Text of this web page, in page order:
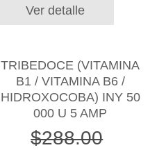
Ver detalle
TRIBEDOCE (VITAMINA
B1 / VITAMINA B6 /
HIDROXOCOBA) INY 50
000 U 5 AMP
$288.00